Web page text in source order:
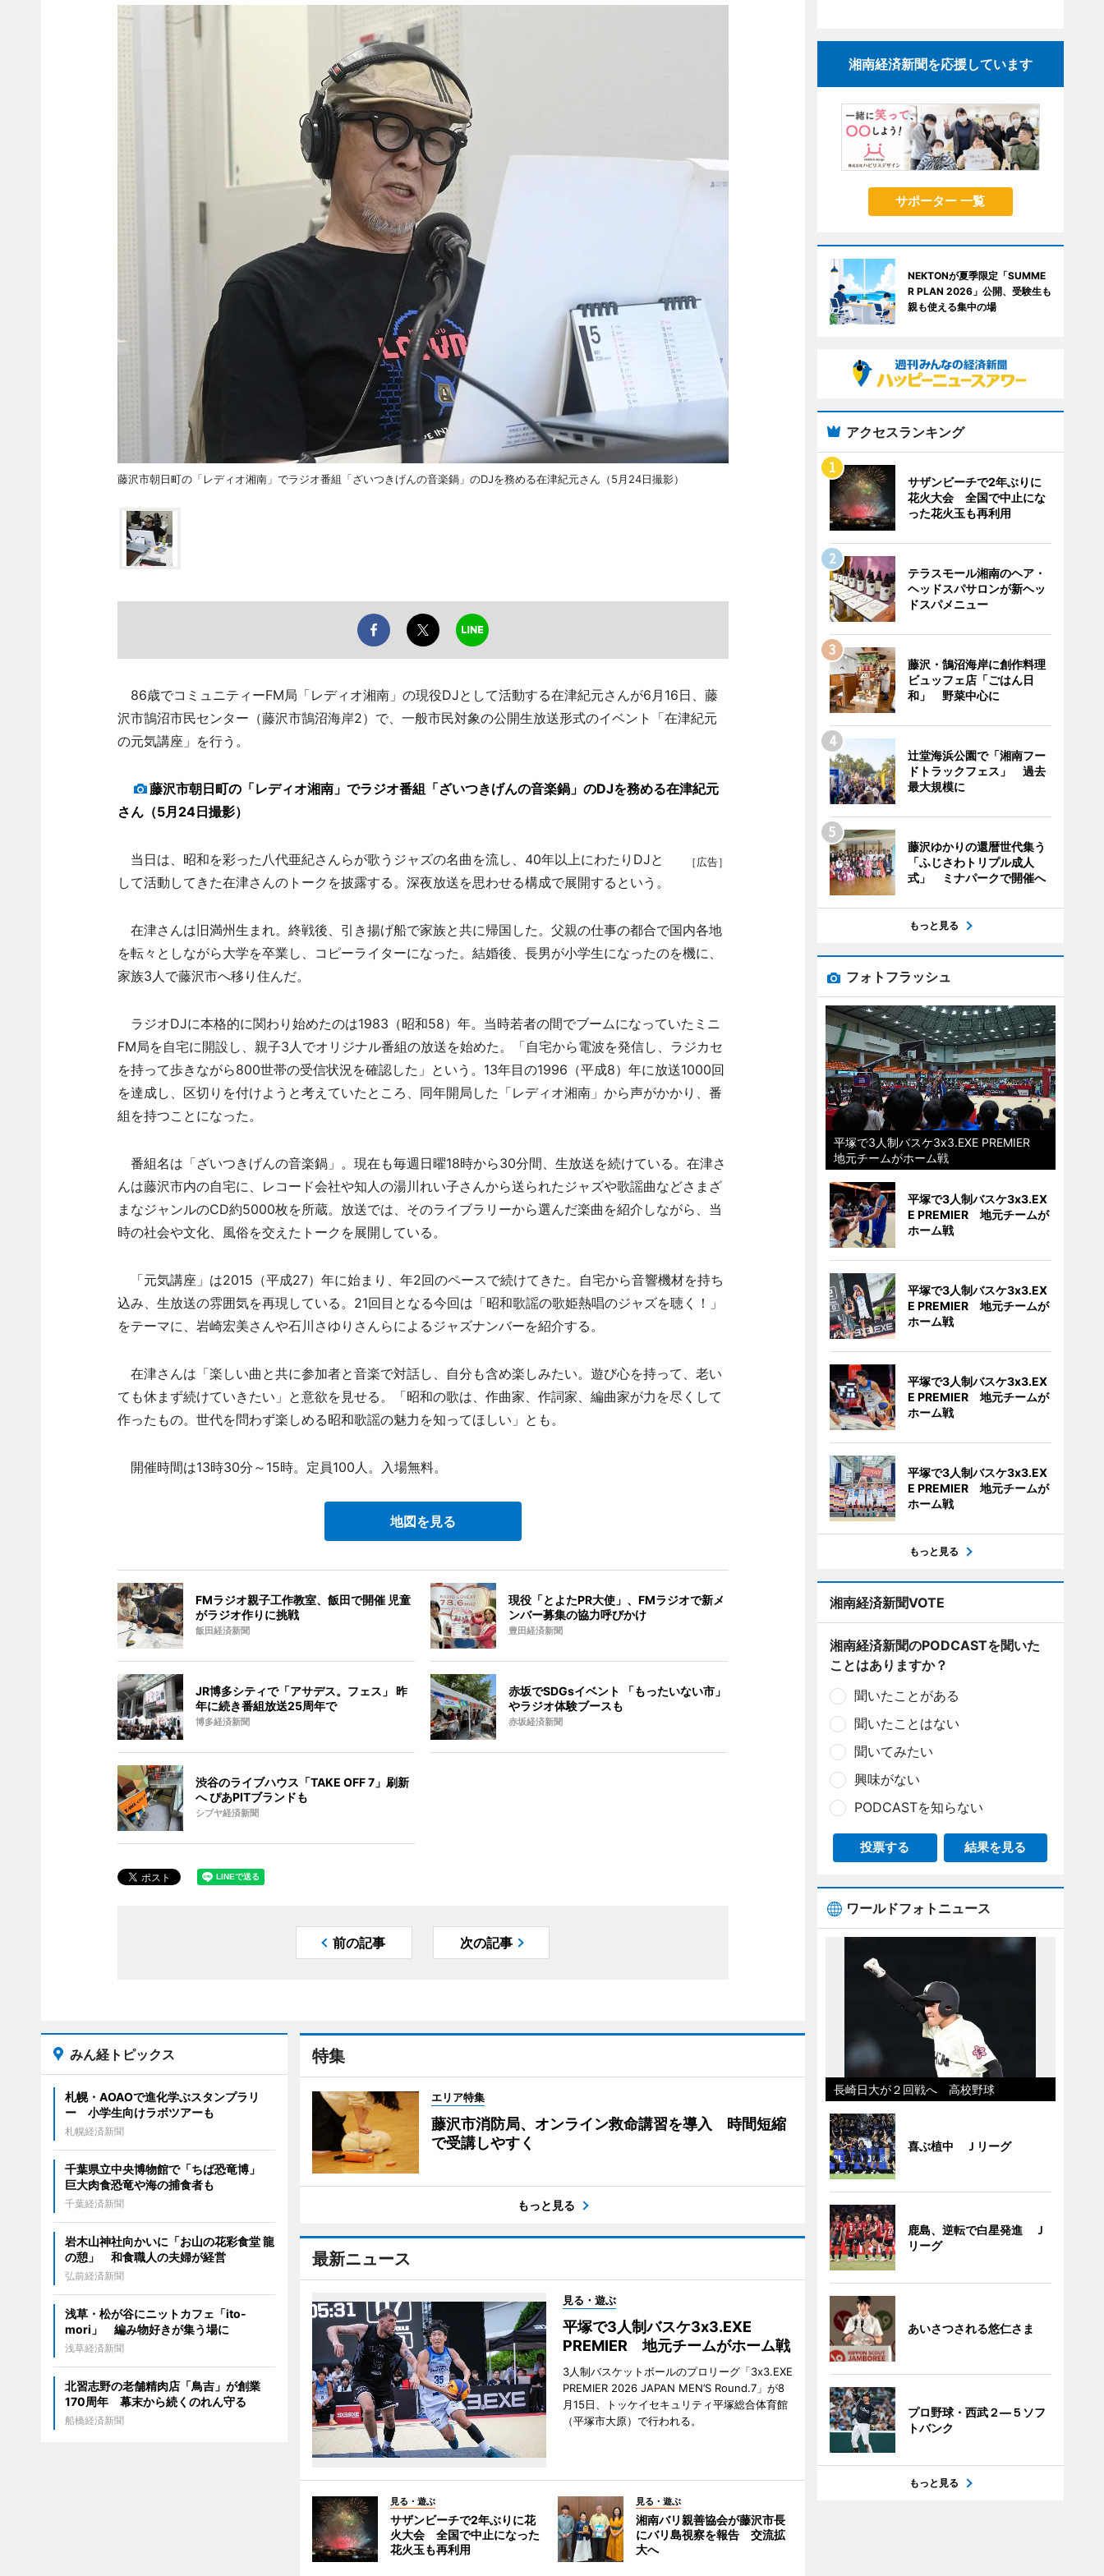
藤沢市朝日町の「レディオ湘南」でラジオ番組「ざいつきげんの音楽鍋」のDJを務める在津紀元さん（5月24日撮影）
86歳でコミュニティーFM局「レディオ湘南」の現役DJとして活動する在津紀元さんが6月16日、藤
沢市鵠沼市民センター（藤沢市鵠沼海岸2）で、一般市民対象の公開生放送形式のイベント「在津紀元
の元気講座」を行う。
藤沢市朝日町の「レディオ湘南」でラジオ番組「ざいつきげんの音楽鍋」のDJを務める在津紀元
さん（5月24日撮影）
［広告］
当日は、昭和を彩った八代亜紀さんらが歌うジャズの名曲を流し、40年以上にわたりDJと
して活動してきた在津さんのトークを披露する。深夜放送を思わせる構成で展開するという。
在津さんは旧満州生まれ。終戦後、引き揚げ船で家族と共に帰国した。父親の仕事の都合で国内各地
を転々としながら大学を卒業し、コピーライターになった。結婚後、長男が小学生になったのを機に、
家族3人で藤沢市へ移り住んだ。
ラジオDJに本格的に関わり始めたのは1983（昭和58）年。当時若者の間でブームになっていたミニ
FM局を自宅に開設し、親子3人でオリジナル番組の放送を始めた。「自宅から電波を発信し、ラジカセ
を持って歩きながら800世帯の受信状況を確認した」という。13年目の1996（平成8）年に放送1000回
を達成し、区切りを付けようと考えていたところ、同年開局した「レディオ湘南」から声がかかり、番
組を持つことになった。
番組名は「ざいつきげんの音楽鍋」。現在も毎週日曜18時から30分間、生放送を続けている。在津さ
んは藤沢市内の自宅に、レコード会社や知人の湯川れい子さんから送られたジャズや歌謡曲などさまざ
まなジャンルのCD約5000枚を所蔵。放送では、そのライブラリーから選んだ楽曲を紹介しながら、当
時の社会や文化、風俗を交えたトークを展開している。
「元気講座」は2015（平成27）年に始まり、年2回のペースで続けてきた。自宅から音響機材を持ち
込み、生放送の雰囲気を再現している。21回目となる今回は「昭和歌謡の歌姫熱唱のジャズを聴く！」
をテーマに、岩崎宏美さんや石川さゆりさんらによるジャズナンバーを紹介する。
在津さんは「楽しい曲と共に参加者と音楽で対話し、自分も含め楽しみたい。遊び心を持って、老い
ても休まず続けていきたい」と意欲を見せる。「昭和の歌は、作曲家、作詞家、編曲家が力を尽くして
作ったもの。世代を問わず楽しめる昭和歌謡の魅力を知ってほしい」とも。
開催時間は13時30分～15時。定員100人。入場無料。
地図を見る
FMラジオ親子工作教室、飯田で開催 児童
がラジオ作りに挑戦
飯田経済新聞
現役「とよたPR大使」、FMラジオで新メ
ンバー募集の協力呼びかけ
豊田経済新聞
JR博多シティで「アサデス。フェス」 昨
年に続き番組放送25周年で
博多経済新聞
赤坂でSDGsイベント 「もったいない市」
やラジオ体験ブースも
赤坂経済新聞
渋谷のライブハウス「TAKE OFF 7」刷新
へ ぴあPITブランドも
シブヤ経済新聞
前の記事 次の記事
特集
エリア特集
藤沢市消防局、オンライン救命講習を導入 時間短縮
で受講しやすく
もっと見る
最新ニュース
見る・遊ぶ
平塚で3人制バスケ3x3.EXE
PREMIER 地元チームがホーム戦
3人制バスケットボールのプロリーグ「3x3.EXE
PREMIER 2026 JAPAN MEN’S Round.7」が8
月15日、トッケイセキュリティ平塚総合体育館
（平塚市大原）で行われる。
見る・遊ぶ
サザンビーチで2年ぶりに花
火大会 全国で中止になった
花火玉も再利用
見る・遊ぶ
湘南バリ親善協会が藤沢市長
にバリ島視察を報告 交流拡
大へ
みん経トピックス
札幌・AOAOで進化学ぶスタンプラリ
ー 小学生向けラボツアーも
札幌経済新聞
千葉県立中央博物館で「ちば恐竜博」
巨大肉食恐竜や海の捕食者も
千葉経済新聞
岩木山神社向かいに「お山の花彩食堂 龍
の憩」 和食職人の夫婦が経営
弘前経済新聞
浅草・松が谷にニットカフェ「ito-
mori」 編み物好きが集う場に
浅草経済新聞
北習志野の老舗精肉店「鳥吉」が創業
170周年 幕末から続くのれん守る
船橋経済新聞
湘南経済新聞を応援しています
サポーター 一覧
NEKTONが夏季限定「SUMME
R PLAN 2026」公開、受験生も
親も使える集中の場
アクセスランキング
サザンビーチで2年ぶりに
花火大会 全国で中止にな
った花火玉も再利用
テラスモール湘南のヘア・
ヘッドスパサロンが新ヘッ
ドスパメニュー
藤沢・鵠沼海岸に創作料理
ビュッフェ店「ごはん日
和」 野菜中心に
辻堂海浜公園で「湘南フー
ドトラックフェス」 過去
最大規模に
藤沢ゆかりの還暦世代集う
「ふじさわトリプル成人
式」 ミナパークで開催へ
もっと見る
フォトフラッシュ
平塚で3人制バスケ3x3.EXE PREMIER
地元チームがホーム戦
平塚で3人制バスケ3x3.EX
E PREMIER 地元チームが
ホーム戦
平塚で3人制バスケ3x3.EX
E PREMIER 地元チームが
ホーム戦
平塚で3人制バスケ3x3.EX
E PREMIER 地元チームが
ホーム戦
平塚で3人制バスケ3x3.EX
E PREMIER 地元チームが
ホーム戦
もっと見る
湘南経済新聞VOTE
湘南経済新聞のPODCASTを聞いた
ことはありますか？
聞いたことがある
聞いたことはない
聞いてみたい
興味がない
PODCASTを知らない
投票する 結果を見る
ワールドフォトニュース
長崎日大が２回戦へ 高校野球
喜ぶ植中 Ｊリーグ
鹿島、逆転で白星発進 Ｊ
リーグ
あいさつされる悠仁さま
プロ野球・西武２―５ソフ
トバンク
もっと見る